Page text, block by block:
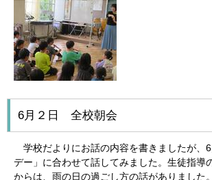
6月２日 全校朝会
学校だよりにお話の内容を書きましたが、
デー」に合わせて話してみました。生徒指導
からは、雨の日の過ごし方の話がありました。